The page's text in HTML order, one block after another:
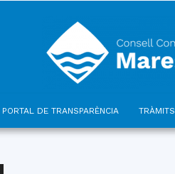
PORTAL DE TRANSPARÈNCIA TRÀMITS